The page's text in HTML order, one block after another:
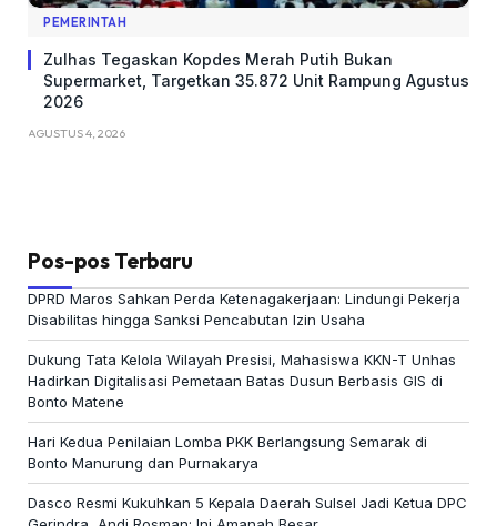
PEMERINTAH
Zulhas Tegaskan Kopdes Merah Putih Bukan
Supermarket, Targetkan 35.872 Unit Rampung Agustus
2026
AGUSTUS 4, 2026
Pos-pos Terbaru
DPRD Maros Sahkan Perda Ketenagakerjaan: Lindungi Pekerja
Disabilitas hingga Sanksi Pencabutan Izin Usaha
Dukung Tata Kelola Wilayah Presisi, Mahasiswa KKN-T Unhas
Hadirkan Digitalisasi Pemetaan Batas Dusun Berbasis GIS di
Bonto Matene
Hari Kedua Penilaian Lomba PKK Berlangsung Semarak di
Bonto Manurung dan Purnakarya
Dasco Resmi Kukuhkan 5 Kepala Daerah Sulsel Jadi Ketua DPC